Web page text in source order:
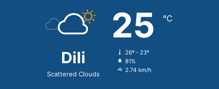
Dili
Scattered Clouds
25 ℃
26º - 23º
81%
2.74 km/h